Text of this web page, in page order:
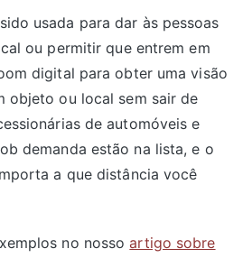
usada para dar às pessoas
ou permitir que entrem em
digital para obter uma visão
objeto ou local sem sair de
de automóveis e
demanda estão na lista, e o
a que distância você
no nossoartigo sobre